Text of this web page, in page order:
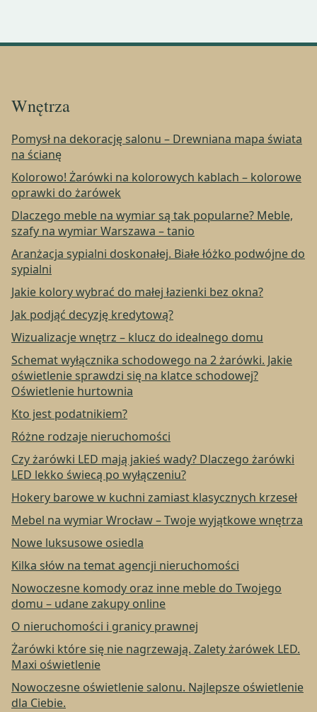
Wnętrza
Pomysł na dekorację salonu – Drewniana mapa świata
na ścianę
Kolorowo! Żarówki na kolorowych kablach – kolorowe
oprawki do żarówek
Dlaczego meble na wymiar są tak popularne? Meble,
szafy na wymiar Warszawa – tanio
Aranżacja sypialni doskonałej. Białe łóżko podwójne do
sypialni
Jakie kolory wybrać do małej łazienki bez okna?
Jak podjąć decyzję kredytową?
Wizualizacje wnętrz – klucz do idealnego domu
Schemat wyłącznika schodowego na 2 żarówki. Jakie
oświetlenie sprawdzi się na klatce schodowej?
Oświetlenie hurtownia
Kto jest podatnikiem?
Różne rodzaje nieruchomości
Czy żarówki LED mają jakieś wady? Dlaczego żarówki
LED lekko świecą po wyłączeniu?
Hokery barowe w kuchni zamiast klasycznych krzeseł
Mebel na wymiar Wrocław – Twoje wyjątkowe wnętrza
Nowe luksusowe osiedla
Kilka słów na temat agencji nieruchomości
Nowoczesne komody oraz inne meble do Twojego
domu – udane zakupy online
O nieruchomości i granicy prawnej
Żarówki które się nie nagrzewają. Zalety żarówek LED.
Maxi oświetlenie
Nowoczesne oświetlenie salonu. Najlepsze oświetlenie
dla Ciebie.